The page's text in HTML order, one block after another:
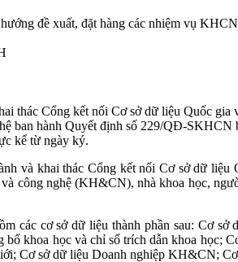
đề xuất, đặt hàng các nhiệm vụ
thác Cổng kết nối Cơ sở dữ liệu Quốc
ban hành Quyết định số 229/QĐ-
kể từ ngày ký.
và khai thác Cổng kết nối Cơ sở dữ
công nghệ (KH&CN), nhà khoa học,
các cơ sở dữ liệu thành phần sau: Cơ
khoa học và chỉ số trích dẫn khoa học;
Cơ sở dữ liệu Doanh nghiệp KH&CN;